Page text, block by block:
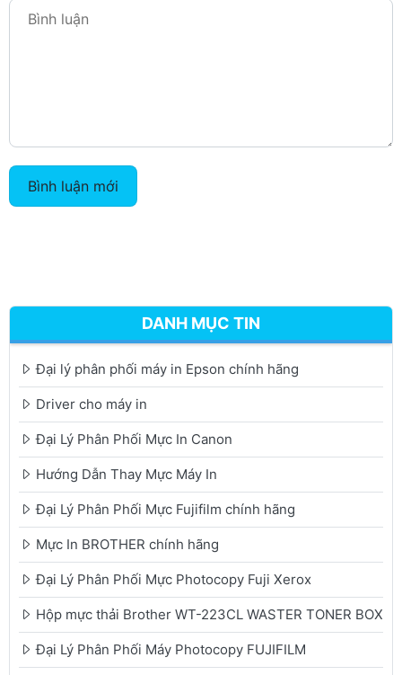
Bình luận mới
DANH MỤC TIN
Đại lý phân phối máy in Epson chính hãng
Driver cho máy in
Đại Lý Phân Phối Mực In Canon
Hướng Dẫn Thay Mực Máy In
Đại Lý Phân Phối Mực Fujifilm chính hãng
Mực In BROTHER chính hãng
Đại Lý Phân Phối Mực Photocopy Fuji Xerox
Hộp mực thải Brother WT-223CL WASTER TONER BOX
Đại Lý Phân Phối Máy Photocopy FUJIFILM